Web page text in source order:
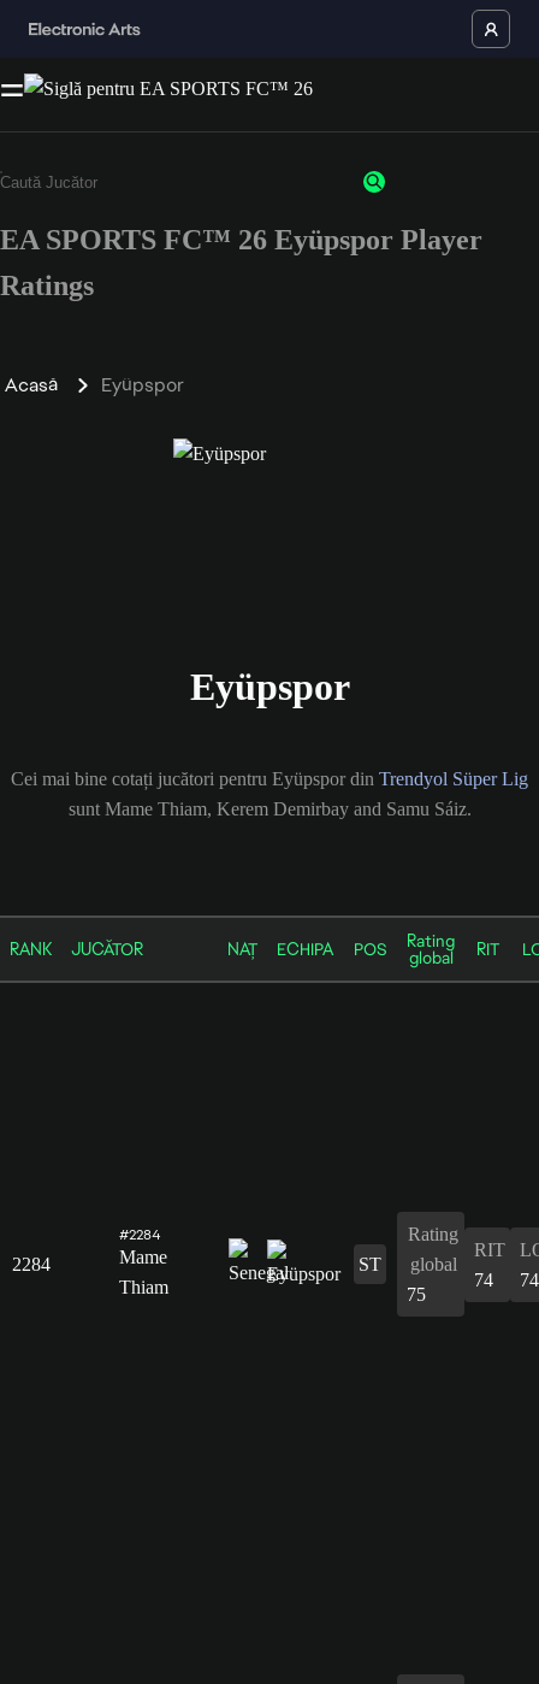
EA SPORTS FC™ 26 Eyüpspor Player
Ratings
Acasă Eyüpspor
Eyüpspor
Cei mai bine cotați jucători pentru Eyüpspor din Trendyol Süper Lig
sunt Mame Thiam, Kerem Demirbay and Samu Sáiz.
RANK JUCĂTOR NAȚ ECHIPA POS Rating
global RIT
2284
#2284
Mame
Thiam
ST
Rating
global
75
RIT
74
74